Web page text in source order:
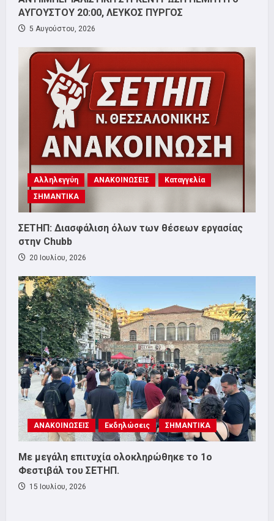
ΑΥΓΟΥΣΤΟΥ 20:00, ΛΕΥΚΟΣ ΠΥΡΓΟΣ
5 Αυγούστου, 2026
Αλληλεγγύη ΑΝΑΚΟΙΝΩΣΕΙΣ
Καταγγελία
ΣΗΜΑΝΤΙΚΑ
ΣΕΤΗΠ: Διασφάλιση όλων των θέσεων εργασίας
στην Chubb
20 Ιουλίου, 2026
ΑΝΑΚΟΙΝΩΣΕΙΣ Εκδηλώσεις ΣΗΜΑΝΤΙΚΑ
Με μεγάλη επιτυχία ολοκληρώθηκε το 1ο
Φεστιβάλ του ΣΕΤΗΠ.
15 Ιουλίου, 2026